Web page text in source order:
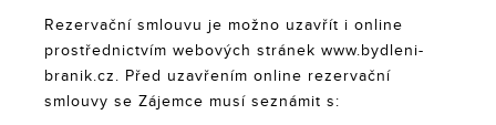
Rezervační smlouvu je možno uzavřít i online
prostřednictvím webových stránek www.bydleni-
branik.cz. Před uzavřením online rezervační
smlouvy se Zájemce musí seznámit s: